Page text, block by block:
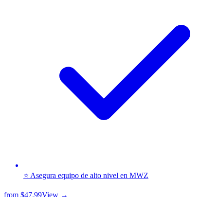
⭐ Asegura equipo de alto nivel en MWZ
from $47.99View →